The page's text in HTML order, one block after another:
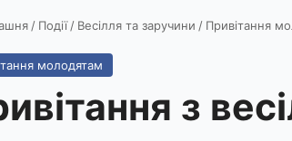
/ Події / Весілля та заручини / Привітання
молодятам
з